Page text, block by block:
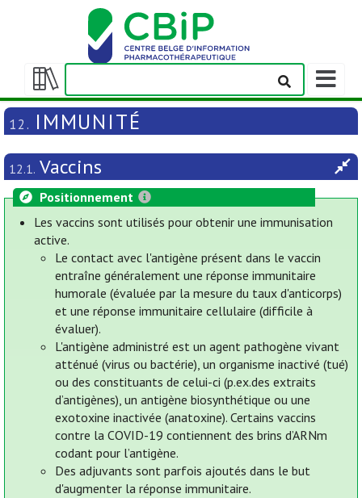
Afficher/masquer
la
table
matières
Afficher/
la
barre
12. IMMUNITÉ
12.1. Vaccins
Positionnement
Les vaccins sont utilisés pour obtenir une immunisation
active.
Le contact avec l'antigène présent dans le vaccin
entraîne généralement une réponse immunitaire
humorale (évaluée par la mesure du taux d'anticorps)
et une réponse immunitaire cellulaire (difficile à
évaluer).
L'antigène administré est un agent pathogène vivant
atténué (virus ou bactérie), un organisme inactivé (tué)
ou des constituants de celui-ci (p.ex.des extraits
d’antigènes), un antigène biosynthétique ou une
exotoxine inactivée (anatoxine). Certains vaccins
contre la COVID-19 contiennent des brins d’ARNm
codant pour l’antigène.
Des adjuvants sont parfois ajoutés dans le but
d'augmenter la réponse immunitaire.